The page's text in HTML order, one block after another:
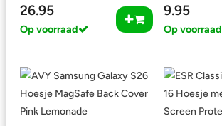
26.95
Op voorraad
9.95
Op voorraad